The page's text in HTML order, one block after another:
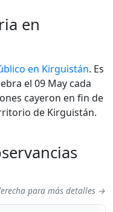
en
en Kirguistán. Es
el 09 May cada
cayeron en fin de
de Kirguistán.
para más detalles →